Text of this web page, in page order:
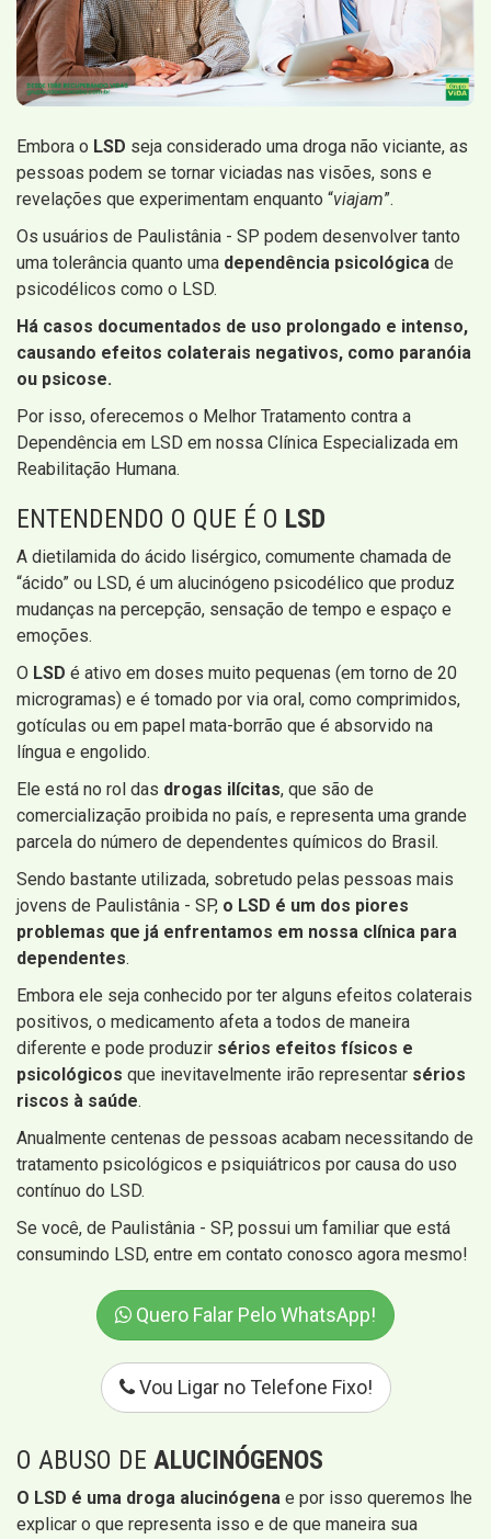
Embora o LSD seja considerado uma droga não viciante, as
pessoas podem se tornar viciadas nas visões, sons e
revelações que experimentam enquanto “viajam”.
Os usuários de Paulistânia - SP podem desenvolver tanto
uma tolerância quanto uma dependência psicológica de
psicodélicos como o LSD.
Há casos documentados de uso prolongado e intenso,
causando efeitos colaterais negativos, como paranóia
ou psicose.
Por isso, oferecemos o Melhor Tratamento contra a
Dependência em LSD em nossa Clínica Especializada em
Reabilitação Humana.
ENTENDENDO O QUE É O LSD
A dietilamida do ácido lisérgico, comumente chamada de
“ácido” ou LSD, é um alucinógeno psicodélico que produz
mudanças na percepção, sensação de tempo e espaço e
emoções.
O LSD é ativo em doses muito pequenas (em torno de 20
microgramas) e é tomado por via oral, como comprimidos,
gotículas ou em papel mata-borrão que é absorvido na
língua e engolido.
Ele está no rol das drogas ilícitas, que são de
comercialização proibida no país, e representa uma grande
parcela do número de dependentes químicos do Brasil.
Sendo bastante utilizada, sobretudo pelas pessoas mais
jovens de Paulistânia - SP, o LSD é um dos piores
problemas que já enfrentamos em nossa clínica para
dependentes.
Embora ele seja conhecido por ter alguns efeitos colaterais
positivos, o medicamento afeta a todos de maneira
diferente e pode produzir sérios efeitos físicos e
psicológicos que inevitavelmente irão representar sérios
riscos à saúde.
Anualmente centenas de pessoas acabam necessitando de
tratamento psicológicos e psiquiátricos por causa do uso
contínuo do LSD.
Se você, de Paulistânia - SP, possui um familiar que está
consumindo LSD, entre em contato conosco agora mesmo!
Quero Falar Pelo WhatsApp!
Vou Ligar no Telefone Fixo!
O ABUSO DE ALUCINÓGENOS
O LSD é uma droga alucinógena e por isso queremos lhe
explicar o que representa isso e de que maneira sua